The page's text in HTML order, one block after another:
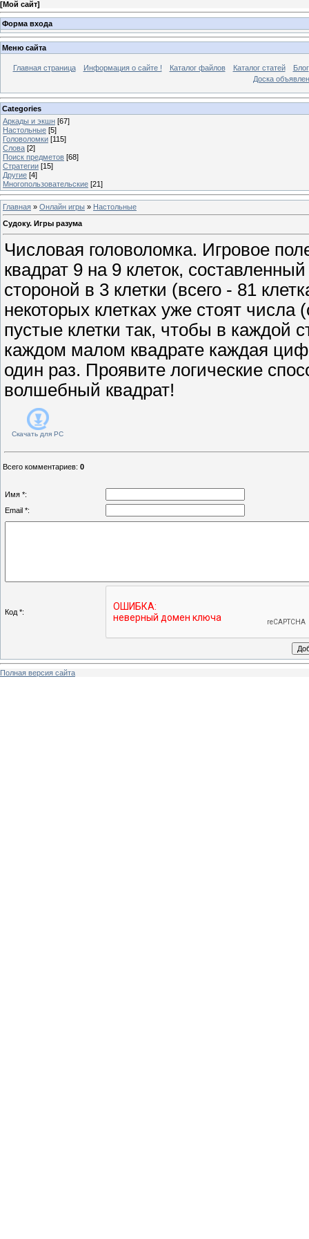
[Мой сайт]
Форма входа
Меню сайта
Главная страница Информация о сайте ! Каталог файлов Каталог статей
Блог
Доска
Categories
Аркады и экшн [67]
Настольные [5]
Головоломки [115]
Слова [2]
Поиск предметов [68]
Стратегии [15]
Другие [4]
Многопользовательские [21]
Главная » Онлайн игры » Настольные
Судоку. Игры разума
Числовая головоломка. Игровое
квадрат 9 на 9 клеток,
стороной в 3 клетки (всего - 81
некоторых клетках уже стоят
пустые клетки так, чтобы в каждой
каждом малом квадрате каждая
один раз. Проявите логические
волшебный квадрат!
Скачать для PC
Всего комментариев: 0
Имя *:
Email *:
Код *:
Полная версия сайта